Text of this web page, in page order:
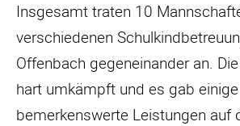
Insgesamt traten 10
verschiedenen
Offenbach gegeneinander an.
hart umkämpft und es gab einige
bemerkenswerte Leistungen auf